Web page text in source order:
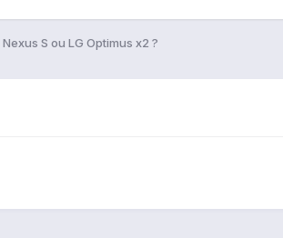
Nexus S ou LG Optimus x2 ?